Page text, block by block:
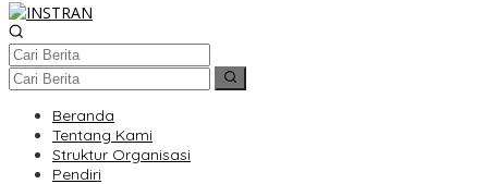
Beranda
Tentang Kami
Struktur Organisasi
Pendiri